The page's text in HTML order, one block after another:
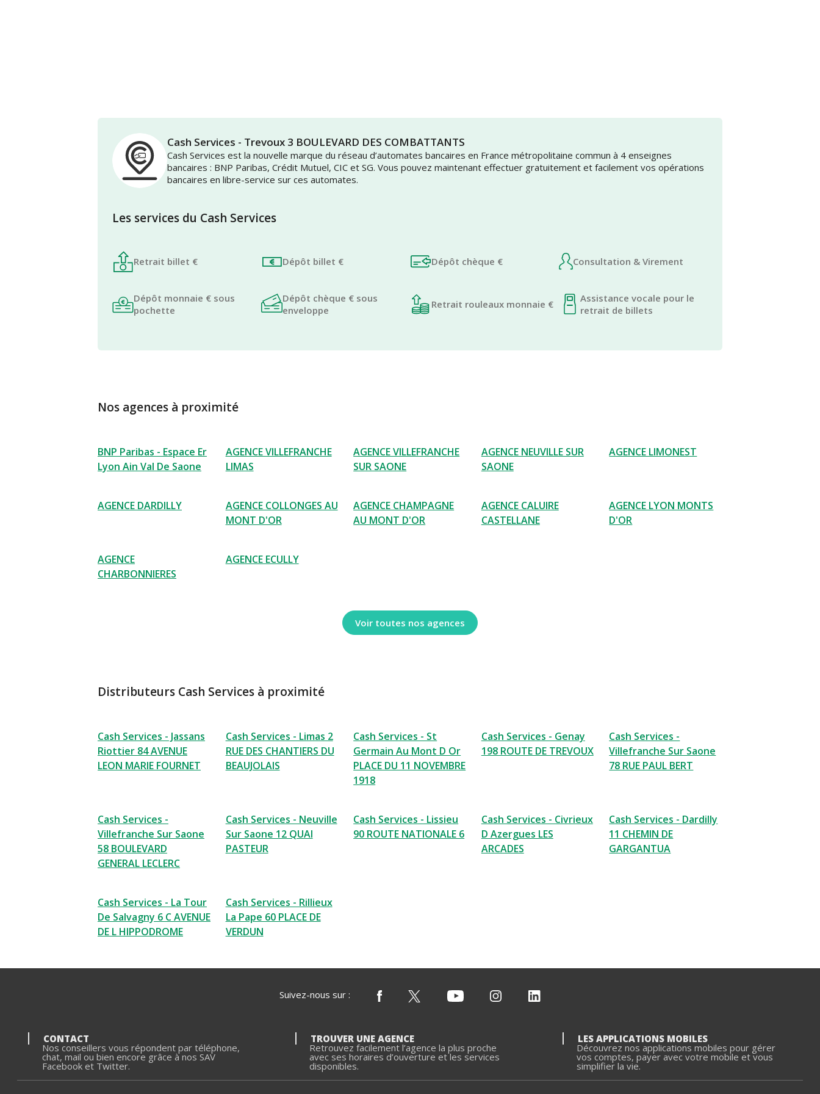
Cash Services - Trevoux 3 BOULEVARD DES COMBATTANTS
Cash Services est la nouvelle marque du réseau d’automates bancaires en France métropolitaine commun à 4 enseignes
bancaires : BNP Paribas, Crédit Mutuel, CIC et SG. Vous pouvez maintenant effectuer gratuitement et facilement vos opérations
bancaires en libre-service sur ces automates.
Les services du Cash Services
Retrait billet € Dépôt billet € Dépôt chèque € Consultation & Virement
Dépôt monnaie € sous
pochette
Dépôt chèque € sous
enveloppe
Retrait rouleaux monnaie €
Assistance vocale pour le
retrait de billets
Nos agences à proximité
BNP Paribas - Espace Er
Lyon Ain Val De Saone
AGENCE VILLEFRANCHE
LIMAS
AGENCE VILLEFRANCHE
SUR SAONE
AGENCE NEUVILLE SUR
SAONE
AGENCE LIMONEST
AGENCE DARDILLY
AGENCE COLLONGES AU
MONT D'OR
AGENCE CHAMPAGNE
AU MONT D'OR
AGENCE CALUIRE
CASTELLANE
AGENCE LYON MONTS
D'OR
AGENCE
CHARBONNIERES
AGENCE ECULLY
Voir toutes nos agences
Distributeurs Cash Services à proximité
Cash Services - Jassans
Riottier 84 AVENUE
LEON MARIE FOURNET
Cash Services - Limas 2
RUE DES CHANTIERS DU
BEAUJOLAIS
Cash Services - St
Germain Au Mont D Or
PLACE DU 11 NOVEMBRE
1918
Cash Services - Genay
198 ROUTE DE TREVOUX
Cash Services -
Villefranche Sur Saone
78 RUE PAUL BERT
Cash Services -
Villefranche Sur Saone
58 BOULEVARD
GENERAL LECLERC
Cash Services - Neuville
Sur Saone 12 QUAI
PASTEUR
Cash Services - Lissieu
90 ROUTE NATIONALE 6
Cash Services - Civrieux
D Azergues LES
ARCADES
Cash Services - Dardilly
11 CHEMIN DE
GARGANTUA
Cash Services - La Tour
De Salvagny 6 C AVENUE
DE L HIPPODROME
Cash Services - Rillieux
La Pape 60 PLACE DE
VERDUN
Suivez-nous sur :
CONTACT
Nos conseillers vous répondent par téléphone,
chat, mail ou bien encore grâce à nos SAV
Facebook et Twitter.
TROUVER UNE AGENCE
Retrouvez facilement l’agence la plus proche
avec ses horaires d’ouverture et les services
disponibles.
LES APPLICATIONS MOBILES
Découvrez nos applications mobiles pour gérer
vos comptes, payer avec votre mobile et vous
simplifier la vie.